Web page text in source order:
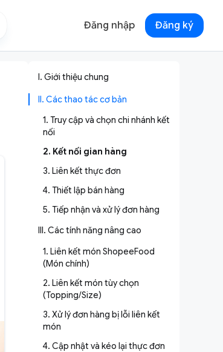
Đăng nhập Đăng ký
I. Giới thiệu chung
II. Các thao tác cơ bản
1. Truy cập và chọn chi nhánh kết
nối
2. Kết nối gian hàng
3. Liên kết thực đơn
4. Thiết lập bán hàng
5. Tiếp nhận và xử lý đơn hàng
III. Các tính năng nâng cao
1. Liên kết món ShopeeFood
(Món chính)
2. Liên kết món tùy chọn
(Topping/Size)
3. Xử lý đơn hàng bị lỗi liên kết
món
4. Cập nhật và kéo lại thực đơn